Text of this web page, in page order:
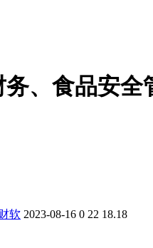
、食品安全
软 2023-08-16 0 22 18.18